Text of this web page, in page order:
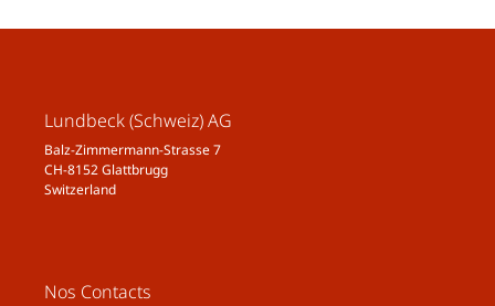
Lundbeck (Schweiz) AG
Balz-Zimmermann-Strasse 7
CH-8152 Glattbrugg
Switzerland
Nos Contacts